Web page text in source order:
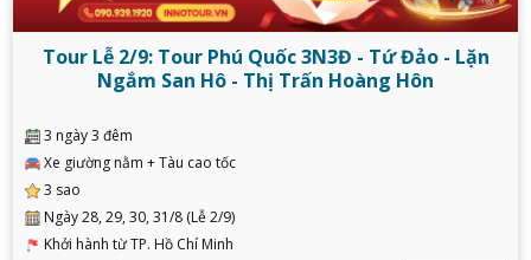
Tour Lễ 2/9: Tour Phú Quốc 3N3Đ - Tứ Đảo - Lặn
Ngắm San Hô - Thị Trấn Hoàng Hôn
3 ngày 3 đêm
Xe giường nằm + Tàu cao tốc
3 sao
Ngày 28, 29, 30, 31/8 (Lễ 2/9)
Khởi hành từ TP. Hồ Chí Minh